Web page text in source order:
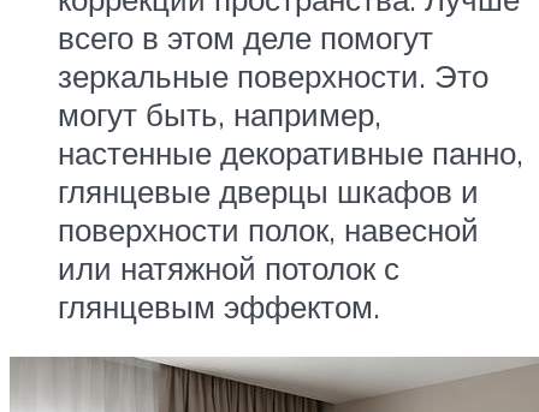
всего в этом деле помогут
зеркальные поверхности. Это
могут быть, например,
настенные декоративные панно,
глянцевые дверцы шкафов и
поверхности полок, навесной
или натяжной потолок с
глянцевым эффектом.